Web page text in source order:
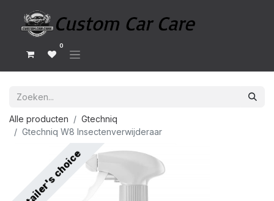
0
Alle producten
Gtechniq
Gtechniq W8 Insectenverwijderaar
Detailer's choice